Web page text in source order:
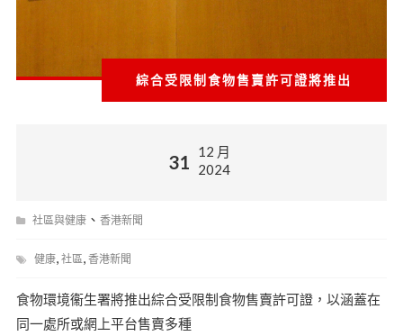
綜合受限制食物售賣許可證將推出
31
12 月
2024
社區與健康、 香港新聞
健康, 社區, 香港新聞
食物環境衞生署將推出綜合受限制食物售賣許可證，以涵蓋在
同一處所或網上平台售賣多種